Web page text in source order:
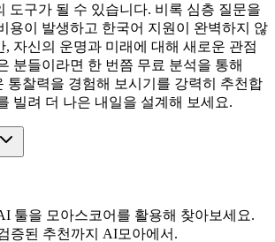
도구가 될 수 있습니다. 비록 심층 질문을
용이 발생하고 한국어 지원이 완벽하지 않
, 자신의 운명과 미래에 대해 새로운 관점
분들이라면 한 번쯤 무료 분석을 통해
통찰력을 경험해 보시기를 강력히 추천합
빌려 더 나은 내일을 설계해 보세요.
툴을 모아스코어를 활용해 찾아보세요.
증된 추천까지 AI모아에서.